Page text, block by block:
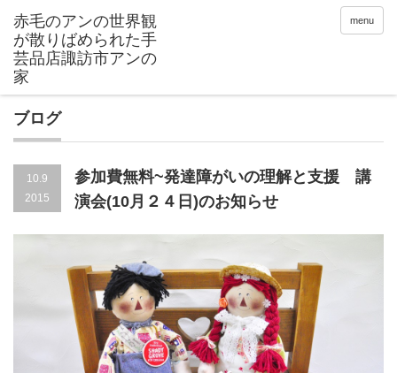
menu
ブログ
10.9
2015
参加費無料~発達障がいの理解と支援 講
演会(10月２４日)のお知らせ